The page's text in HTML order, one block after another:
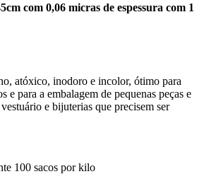
com 0,06 micras de espessura com 1
atóxico, inodoro e incolor, ótimo para
e para a embalagem de pequenas peças e
e bijuterias que precisem ser
100 sacos por kilo